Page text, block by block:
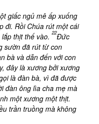
giấc ngủ mê ấp xuống
đi. Rồi Chúa rút một cái
thịt thế vào. 22Đức
sườn đã rút từ con
bà và dẫn đến với con
đây là xương bởi xương
là đàn bà, vì đã được
đàn ông lìa cha mẹ mà
một xương một thịt.
trần truồng mà không